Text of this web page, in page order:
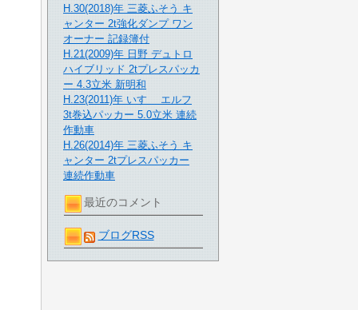
H.30(2018)年 三菱ふそう キ
ャンター 2t強化ダンプ ワン
オーナー 記録簿付
H.21(2009)年 日野 デュトロ
ハイブリッド 2tプレスパッカ
ー 4.3立米 新明和
H.23(2011)年 いすゞ エルフ
3t巻込パッカー 5.0立米 連続
作動車
H.26(2014)年 三菱ふそう キ
ャンター 2tプレスパッカー
連続作動車
最近のコメント
ブログRSS